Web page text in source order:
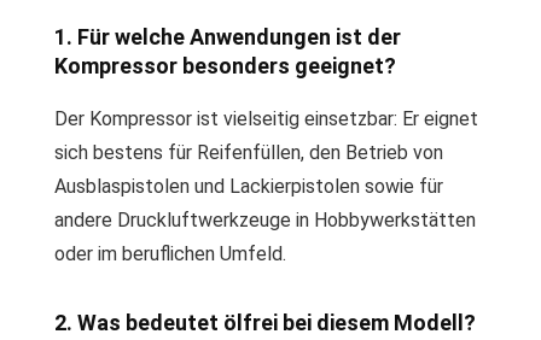
1. Für welche Anwendungen ist der
Kompressor besonders geeignet?
Der Kompressor ist vielseitig einsetzbar: Er eignet
sich bestens für Reifenfüllen, den Betrieb von
Ausblaspistolen und Lackierpistolen sowie für
andere Druckluftwerkzeuge in Hobbywerkstätten
oder im beruflichen Umfeld.
2. Was bedeutet ölfrei bei diesem Modell?